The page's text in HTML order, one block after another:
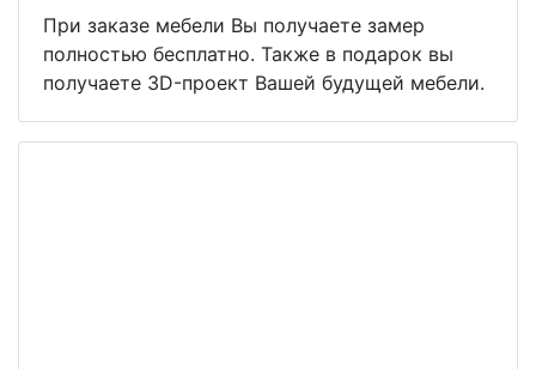
При заказе мебели Вы получаете замер
полностью бесплатно. Также в подарок вы
получаете 3D-проект Вашей будущей мебели.